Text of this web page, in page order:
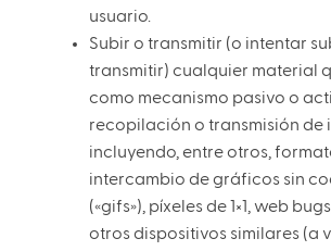
usuario.
Subir o transmitir (o intentar
transmitir) cualquier material
como mecanismo pasivo o
recopilación o transmisión de
incluyendo, entre otros,
intercambio de gráficos sin
(«gifs»), píxeles de 1×1, web
otros dispositivos similares (a